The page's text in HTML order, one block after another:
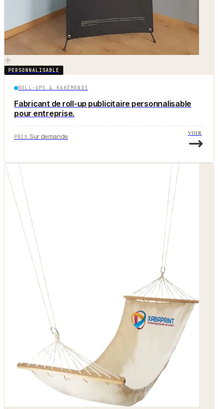
PERSONNALISABLE
ROLL-UPS & KAKÉMONOS
Fabricant de roll-up publicitaire personnalisable
pour entreprise.
PRIX Sur demande VOIR